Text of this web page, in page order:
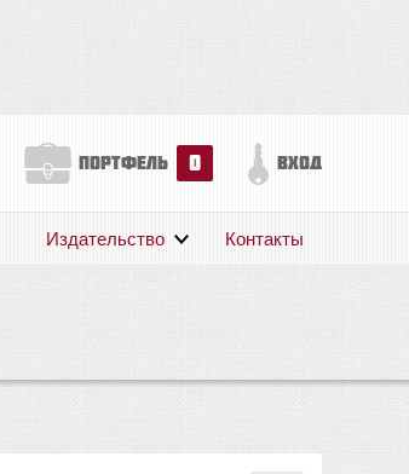
портфель 0 вход
Издательство Контакты